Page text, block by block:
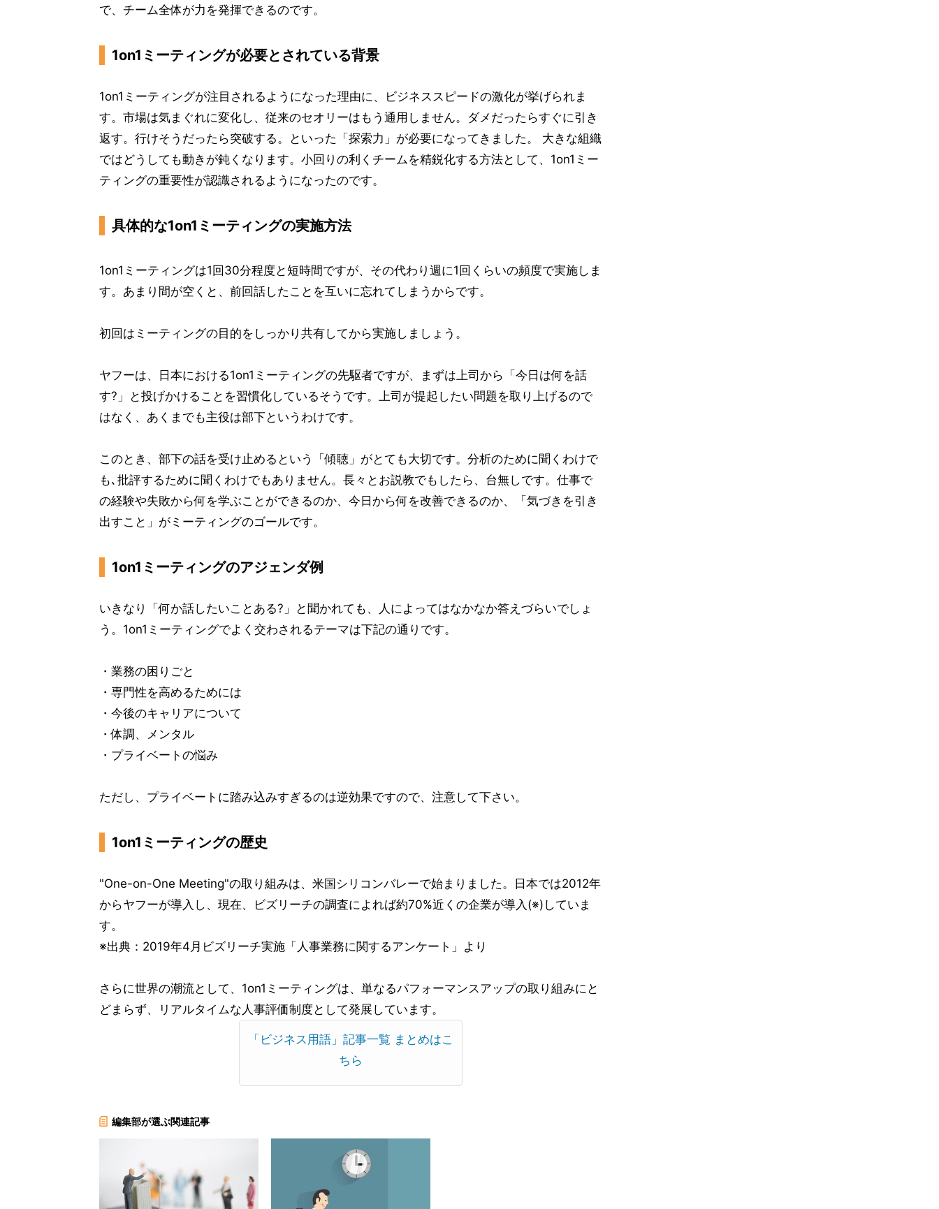
で、チーム全体が力を発揮できるのです。
1on1ミーティングが必要とされている背景
1on1ミーティングが注目されるようになった理由に、ビジネススピードの激化が挙げられま
す。市場は気まぐれに変化し、従来のセオリーはもう通用しません。ダメだったらすぐに引き
返す。行けそうだったら突破する。といった「探索力」が必要になってきました。 大きな組織
ではどうしても動きが鈍くなります。小回りの利くチームを精鋭化する方法として、1on1ミー
ティングの重要性が認識されるようになったのです。
具体的な1on1ミーティングの実施方法
1on1ミーティングは1回30分程度と短時間ですが、その代わり週に1回くらいの頻度で実施しま
す。あまり間が空くと、前回話したことを互いに忘れてしまうからです。
初回はミーティングの目的をしっかり共有してから実施しましょう。
ヤフーは、日本における1on1ミーティングの先駆者ですが、まずは上司から「今日は何を話
す?」と投げかけることを習慣化しているそうです。上司が提起したい問題を取り上げるので
はなく、あくまでも主役は部下というわけです。
このとき、部下の話を受け止めるという「傾聴」がとても大切です。分析のために聞くわけで
も､批評するために聞くわけでもありません。長々とお説教でもしたら、台無しです。仕事で
の経験や失敗から何を学ぶことができるのか、今日から何を改善できるのか、「気づきを引き
出すこと」がミーティングのゴールです。
1on1ミーティングのアジェンダ例
いきなり「何か話したいことある?」と聞かれても、人によってはなかなか答えづらいでしょ
う。1on1ミーティングでよく交わされるテーマは下記の通りです。
・業務の困りごと
・専門性を高めるためには
・今後のキャリアについて
・体調、メンタル
・プライベートの悩み
ただし、プライベートに踏み込みすぎるのは逆効果ですので、注意して下さい。
1on1ミーティングの歴史
"One-on-One Meeting"の取り組みは、米国シリコンバレーで始まりました。日本では2012年
からヤフーが導入し、現在、ビズリーチの調査によれば約70%近くの企業が導入(※)していま
す。
※出典：2019年4月ビズリーチ実施「人事業務に関するアンケート」より
さらに世界の潮流として、1on1ミーティングは、単なるパフォーマンスアップの取り組みにと
どまらず、リアルタイムな人事評価制度として発展しています。
「ビジネス用語」記事一覧 まとめはこ
ちら
編集部が選ぶ関連記事